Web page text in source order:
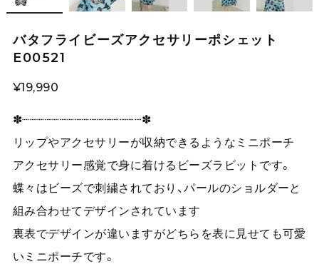
バタフライビーズアクセサリーポシェット
E00521
¥19,990
✽┈┈┈┈┈┈┈┈┈┈┈┈┈┈┈┈✽
リップやアクセサリーが収納できるようなミニポーチ
アクセサリー感覚で身に着けるビーズラビットです。
蝶々はビーズで刺繍されており、パールのショルダーと
組み合わせてデザインされています
裏表でデザインが違いますがどちらを表に見せても可愛
いミニポーチです。